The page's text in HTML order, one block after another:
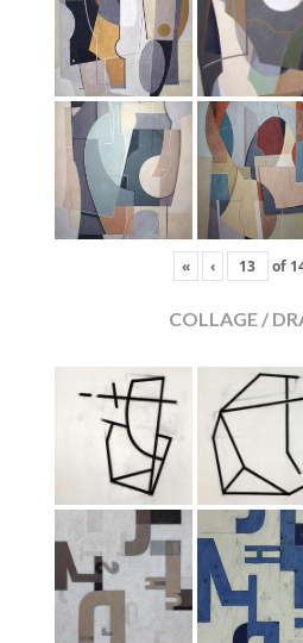
« ‹ of
COLLAGE /